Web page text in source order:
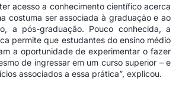
acesso a conhecimento científico acerca
costuma ser associada à graduação e ao
a pós-graduação. Pouco conhecida, a
permite que estudantes do ensino médio
a oportunidade de experimentar o fazer
de ingressar em um curso superior – e
associados a essa prática”, explicou.